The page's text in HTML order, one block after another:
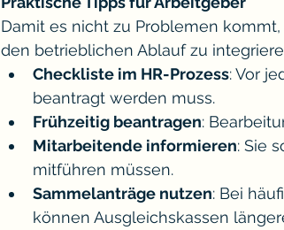
Damit es nicht zu Problemen
den betrieblichen Ablauf zu
Checkliste im HR-Prozess: Vor
beantragt werden muss.
Frühzeitig beantragen:
Mitarbeitende informieren: Sie
mitführen müssen.
Sammelanträge nutzen: Bei
können Ausgleichskassen